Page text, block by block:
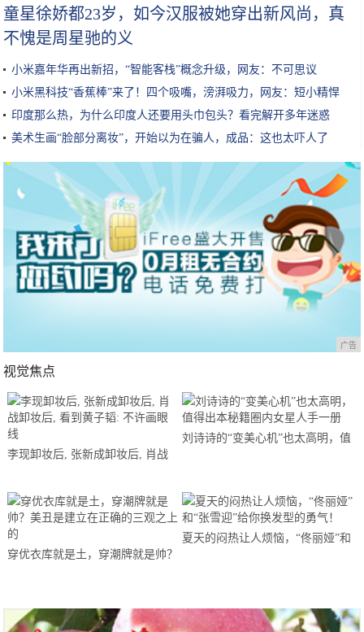
童星徐娇都23岁，如今汉服被她穿出新风尚，真
不愧是周星驰的义
小米嘉年华再出新招，“智能客栈”概念升级，网友：不可思议
小米黑科技“香蕉棒”来了！四个吸嘴，滂湃吸力，网友：短小精悍
印度那么热，为什么印度人还要用头巾包头？看完解开多年迷惑
美术生画“脸部分离妆”，开始以为在骗人，成品：这也太吓人了
广告
视觉焦点
李现卸妆后, 张新成卸妆后, 肖战
刘诗诗的“变美心机”也太高明，值
穿优衣库就是土，穿潮牌就是帅？
夏天的闷热让人烦恼，“佟丽娅”和